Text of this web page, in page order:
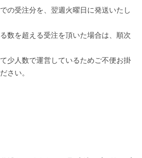
の受注分を、翌週火曜日に発送いたし
数を超える受注を頂いた場合は、順次
少人数で運営しているためご不便お掛
さい。